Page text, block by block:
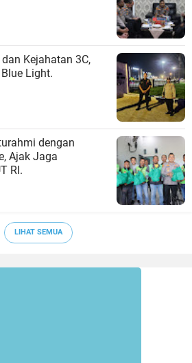
Kejahatan 3C,
Light.
dengan
Ajak Jaga
RI.
LIHAT SEMUA